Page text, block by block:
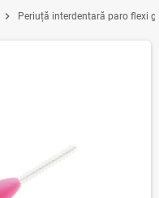
chevron_right Periuță interdentară paro flexi